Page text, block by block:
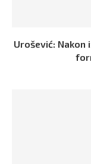
Urošević: